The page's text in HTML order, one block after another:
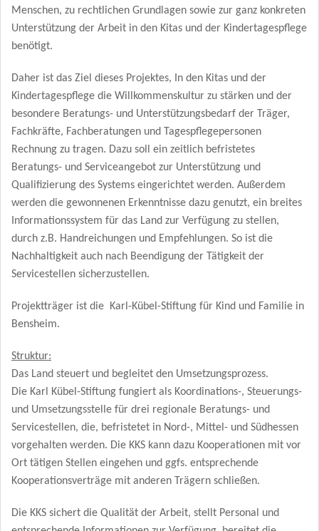
Menschen, zu rechtlichen Grundlagen sowie zur ganz konkreten
Unterstützung der Arbeit in den Kitas und der Kindertagespflege
benötigt.
Daher ist das Ziel dieses Projektes, In den Kitas und der
Kindertagespflege die Willkommenskultur zu stärken und der
besondere Beratungs- und Unterstützungsbedarf der Träger,
Fachkräfte, Fachberatungen und Tagespflegepersonen
Rechnung zu tragen. Dazu soll ein zeitlich befristetes
Beratungs- und Serviceangebot zur Unterstützung und
Qualifizierung des Systems eingerichtet werden. Außerdem
werden die gewonnenen Erkenntnisse dazu genutzt, ein breites
Informationssystem für das Land zur Verfügung zu stellen,
durch z.B. Handreichungen und Empfehlungen. So ist die
Nachhaltigkeit auch nach Beendigung der Tätigkeit der
Servicestellen sicherzustellen.
Projektträger ist die Karl-Kübel-Stiftung für Kind und Familie in
Bensheim.
Struktur:
Das Land steuert und begleitet den Umsetzungsprozess.
Die Karl Kübel-Stiftung fungiert als Koordinations-, Steuerungs-
und Umsetzungsstelle für drei regionale Beratungs- und
Servicestellen, die, befristetet in Nord-, Mittel- und Südhessen
vorgehalten werden. Die KKS kann dazu Kooperationen mit vor
Ort tätigen Stellen eingehen und ggfs. entsprechende
Kooperationsverträge mit anderen Trägern schließen.
Die KKS sichert die Qualität der Arbeit, stellt Personal und